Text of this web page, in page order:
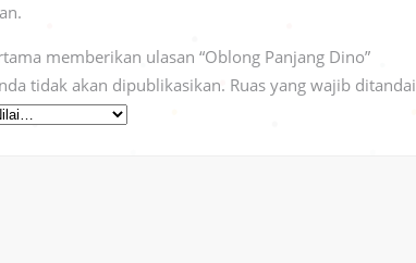
memberikan ulasan “Oblong Panjang Dino”
tidak akan dipublikasikan. Ruas yang wajib ditandai